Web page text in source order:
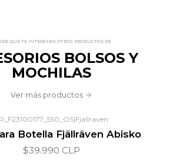
QUE TE INTERESEN OTROS PRODUCTOS DE
BOLSOS Y
MOCHILAS
Ver más productos
|Fjallraven
Botella Fjällräven Abisko
$39.990 CLP